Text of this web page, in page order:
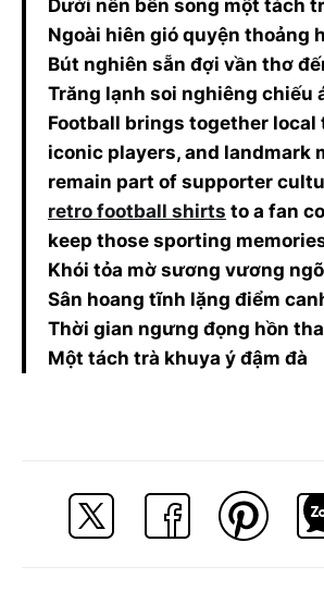
Dưới nến bên song một tách
Ngoài hiên gió quyện thoảng
Bút nghiên sẵn đợi vần thơ
Trăng lạnh soi nghiêng chiếu
Football brings together
iconic players, and landmark
remain part of supporter
retro football shirts to a fan
keep those sporting
Khói tỏa mờ sương vương
Sân hoang tĩnh lặng điểm
Thời gian ngưng đọng hồn
Một tách trà khuya ý đậm đà